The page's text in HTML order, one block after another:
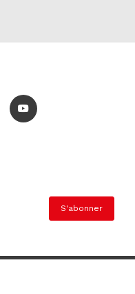
S'abonner